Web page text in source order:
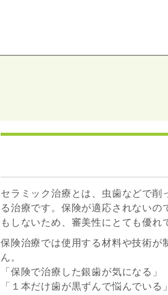
セラミック治療とは、虫歯などで
る治療です。保険が適応されないの
もしないため、審美性にとても優れ
保険治療では使用する材料や技術が
ん。
「保険で治療した銀歯が気になる」
「１本だけ歯が黒ずんで悩んでいる」